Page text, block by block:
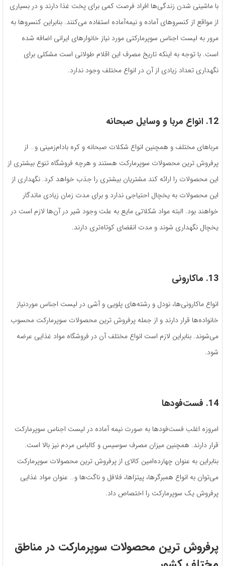
با ماشینی شدن زندگی‌ها افراد فرصت کمی برای پخت غذا دارند و در بسیاری
از مواقع از کنسروهای آماده و نیمه‌آماده استفاده می‌کنند. بنابراین کنسروها به
مرور به لیست اجناس سوپرمارکتی مورد نیاز خانوارهای ایرانی اضافه شده
است. با توجه به اینکه تاریخ مصرف این اقلام طولانی است مشکلی برای
نگهداری تعداد زیادی از آن در انواع مختلف وجود ندارد.
12. انواع مربا و وسایل صبحانه
مرباهای مختلف و همچنین انواع شکلات صبحانه و کره بادام‌زمینی و… از
پرفروش ترین محصولات سوپرمارکت هستند و هرچه فروشگاه تنوع بیشتری از
این محصولات را ارائه کند مشتریان بیشتری را جذب خواهد کرد. نگهداری از
این محصولات به یخچال احتیاجی ندارد و برای مدت زمان زیادی ماندگار
خواهند بود. البته مواد شکلاتی مایع به علت وجود شیر در آن‌ها لازم است در
یخچال نگهداری شوند و مدت انقضای کوتاه‌تری دارند.
13. ماکارونی
انواع ماکارونی‌ها، نودل و رشته‌های پلویی و آشی در لیست اجناس موردنیاز
خانواده‌ها قرار دارند و از جمله پرفروش ترین محصولات سوپرمارکت محسوب
می‌شوند. بنابراین لازم است انواع مختلف آن در فروشگاه مواد غذایی عرضه
شود.
14. فست فودها
امروزه اغلب فست‌فودها به صورت نیمه آماده در لیست اجناس سوپرمارکت
قرار دارند. همچنین میزان مصرف سوسیس و کالباس مردم نیز بالا است.
بنابراین به عنوان چهارده‌امین کالای از پرفروش ترین محصولات سوپرمارکت
می‌توان به انواع همبرگرها، پیتزاها، فلافل و ناگت‌ها و… عنوان مواد غذایی
پرفروش یک سوپرمارکت را اختصاص داد.
پرفروش ترین محصولات سوپرمارکت در مناطق